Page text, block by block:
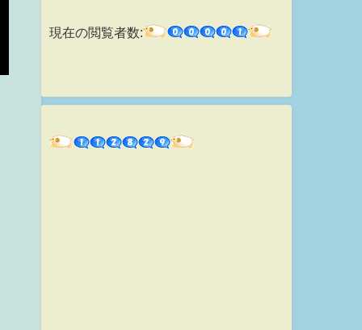
現在の閲覧者数: